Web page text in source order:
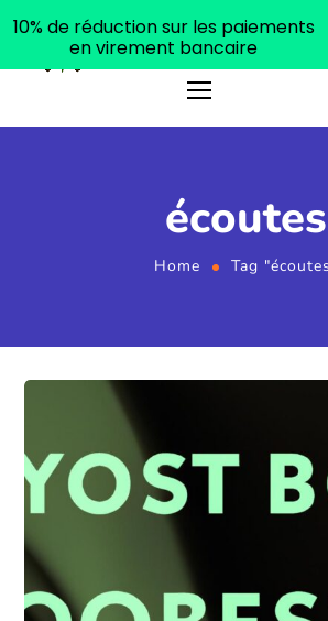
écoutes
10% de réduction sur les paiements
en virement bancaire